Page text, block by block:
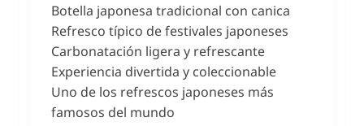
Botella japonesa tradicional con canica
Refresco típico de festivales japoneses
Carbonatación ligera y refrescante
Experiencia divertida y coleccionable
Uno de los refrescos japoneses más
famosos del mundo